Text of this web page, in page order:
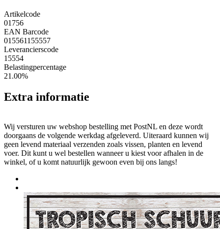
Artikelcode
01756
EAN Barcode
015561155557
Leverancierscode
15554
Belastingpercentage
21.00%
Extra informatie
Wij versturen uw webshop bestelling met PostNL en deze wordt
doorgaans de volgende werkdag afgeleverd. Uiteraard kunnen wij
geen levend materiaal verzenden zoals vissen, planten en levend
voer. Dit kunt u wel bestellen wanneer u kiest voor afhalen in de
winkel, of u komt natuurlijk gewoon even bij ons langs!